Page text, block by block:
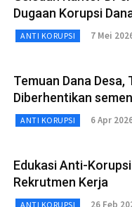
Dugaan Korupsi
ANTI KORUPSI 7 Mei
Temuan Dana
Diberhentikan
ANTI KORUPSI 6 Apr
Edukasi Anti-
Rekrutmen Kerja
ANTI KORUPSI